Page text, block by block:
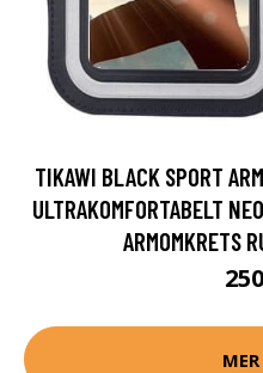
TIKAWI BLACK SPORT
ULTRAKOMFORTABELT
ARMOMKRETS